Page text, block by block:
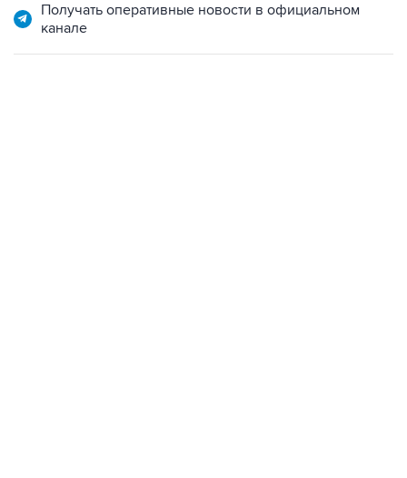
Получать оперативные новости в официальном
канале